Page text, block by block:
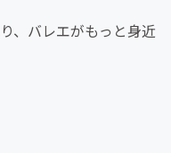
、バレエがもっと身近